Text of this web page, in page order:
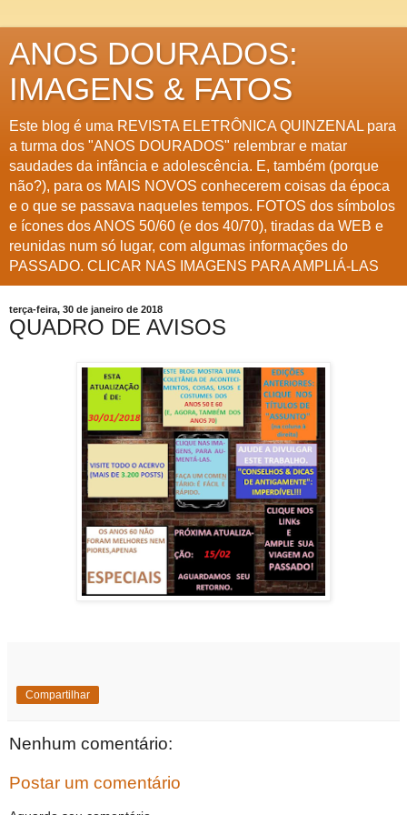
ANOS DOURADOS:
IMAGENS & FATOS
Este blog é uma REVISTA ELETRÔNICA QUINZENAL para
a turma dos "ANOS DOURADOS" relembrar e matar
saudades da infância e adolescência. E, também (porque
não?), para os MAIS NOVOS conhecerem coisas da época
e o que se passava naqueles tempos. FOTOS dos símbolos
e ícones dos ANOS 50/60 (e dos 40/70), tiradas da WEB e
reunidas num só lugar, com algumas informações do
PASSADO. CLICAR NAS IMAGENS PARA AMPLIÁ-LAS
terça-feira, 30 de janeiro de 2018
QUADRO DE AVISOS
Compartilhar
Nenhum comentário:
Postar um comentário